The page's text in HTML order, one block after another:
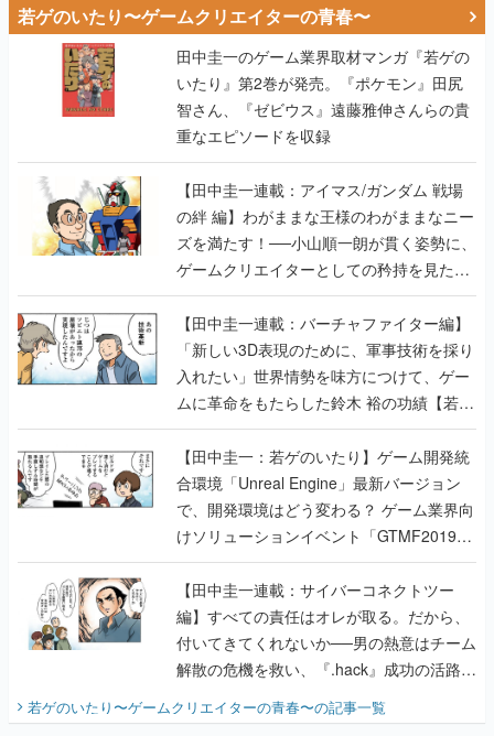
若ゲのいたり〜ゲームクリエイターの青春〜
田中圭一のゲーム業界取材マンガ『若ゲの
いたり』第2巻が発売。『ポケモン』田尻
智さん、『ゼビウス』遠藤雅伸さんらの貴
重なエピソードを収録
【田中圭一連載：アイマス/ガンダム 戦場
の絆 編】わがままな王様のわがままなニー
ズを満たす！──小山順一朗が貫く姿勢に、
ゲームクリエイターとしての矜持を見た
【若ゲのいたり最終回】
【田中圭一連載：バーチャファイター編】
「新しい3D表現のために、軍事技術を採り
入れたい」世界情勢を味方につけて、ゲー
ムに革命をもたらした鈴木 裕の功績【若ゲ
のいたり】
【田中圭一：若ゲのいたり】ゲーム開発統
合環境「Unreal Engine」最新バージョン
で、開発環境はどう変わる？ ゲーム業界向
けソリューションイベント「GTMF2019」
に行って、より理解を深めよう【PR】
【田中圭一連載：サイバーコネクトツー
編】すべての責任はオレが取る。だから、
付いてきてくれないか──男の熱意はチーム
解散の危機を救い、『.hack』成功の活路を
開く。業界の快男児・松山 洋に流れる血は
『少年ジャンプ』色だった【若ゲのいた
若ゲのいたり〜ゲームクリエイターの青春〜の記事一覧